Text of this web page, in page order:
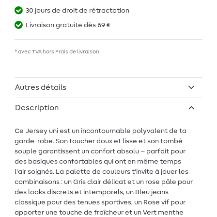
30 jours de droit de rétractation
Livraison gratuite dès 69 €
* avec TVA hors Frais de livraison
Autres détails
Description
Ce Jersey uni est un incontournable polyvalent de ta
garde-robe. Son toucher doux et lisse et son tombé
souple garantissent un confort absolu – parfait pour
des basiques confortables qui ont en même temps
l'air soignés. La palette de couleurs t'invite à jouer les
combinaisons : un Gris clair délicat et un rose pâle pour
des looks discrets et intemporels, un Bleu jeans
classique pour des tenues sportives, un Rose vif pour
apporter une touche de fraîcheur et un Vert menthe